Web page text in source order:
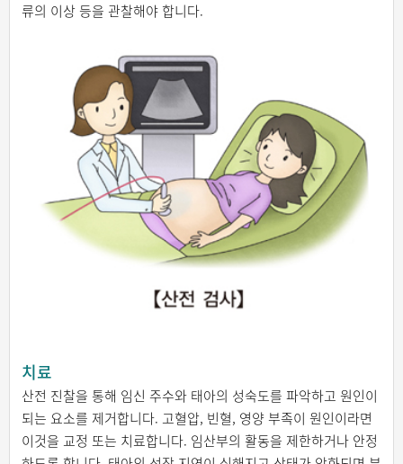
류의 이상 등을 관찰해야 합니다.
치료
산전 진찰을 통해 임신 주수와 태아의 성숙도를 파악하고 원인이
되는 요소를 제거합니다. 고혈압, 빈혈, 영양 부족이 원인이라면
이것을 교정 또는 치료합니다. 임산부의 활동을 제한하거나 안정